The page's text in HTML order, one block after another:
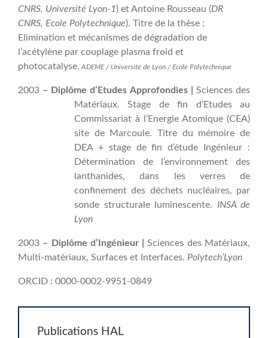
CNRS, Université Lyon-1) et Antoine Rousseau (DR
CNRS, Ecole Polytechnique). Titre de la thèse :
Elimination et mécanismes de dégradation de
l’acétylène par couplage plasma froid et
photocatalyse. ADEME / Université de Lyon / Ecole Polytechnique
2003 – Diplôme d’Etudes Approfondies
Sciences des
Matériaux. Stage de fin d’Etudesau
Commissariat à l’Energie Atomique (CEA)
site de Marcoule. Titre du mémoire de
DEA + stage de fin d’étude Ingénieur :
Détermination de l’environnement des
lanthanides, dans les verres de
confinement des déchets nucléaires, par
sonde structurale luminescente.
INSA de
Lyon
2003 – Diplôme d’Ingénieur
Sciences des Matériaux,
Multi-matériaux, Surfaces et Interfaces. Polytech’Lyon
ORCID : 0000-0002-9951-0849
Publications HAL